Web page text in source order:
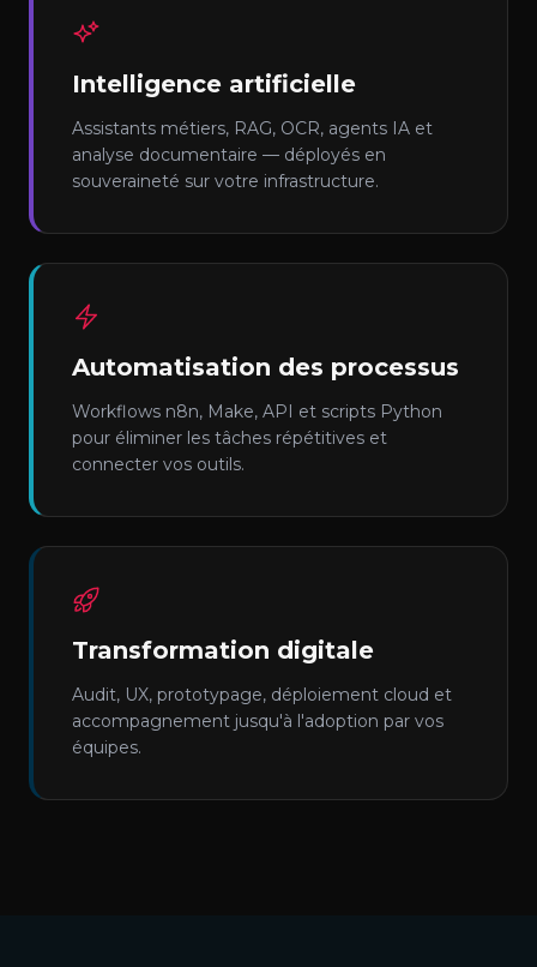
Intelligence artificielle
Assistants métiers, RAG, OCR, agents IA et
analyse documentaire — déployés en
souveraineté sur votre infrastructure.
Automatisation des processus
Workflows n8n, Make, API et scripts Python
pour éliminer les tâches répétitives et
connecter vos outils.
Transformation digitale
Audit, UX, prototypage, déploiement cloud et
accompagnement jusqu'à l'adoption par vos
équipes.